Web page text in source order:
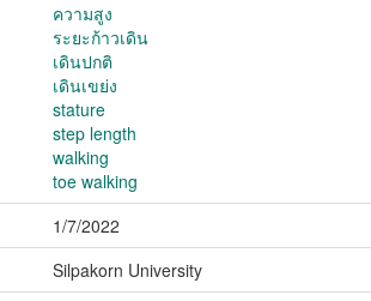
ความสูง
ระยะก้าวเดิน
เดินปกติ
เดินเขย่ง
stature
step length
walking
toe walking
1/7/2022
Silpakorn University